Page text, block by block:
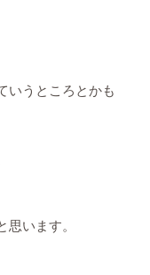
いうところとかも
います。